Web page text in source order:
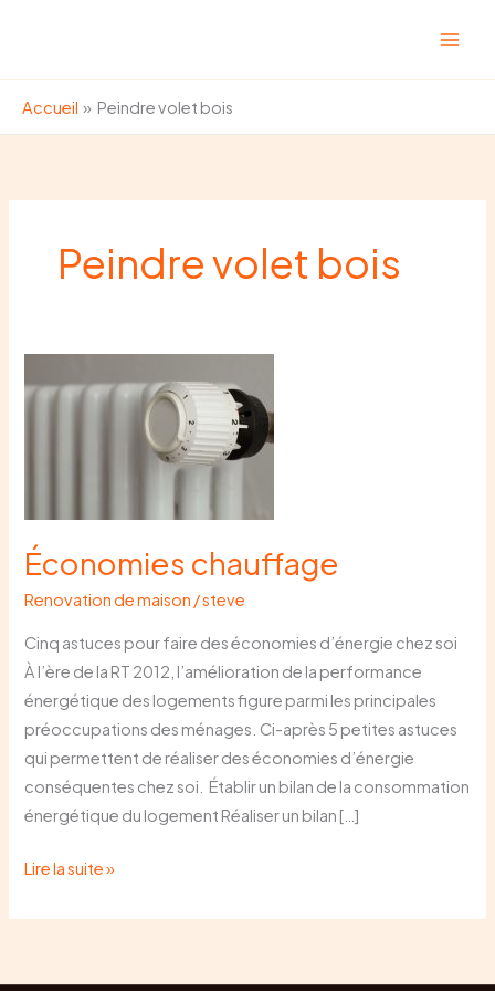
Accueil
Peindre volet bois
Peindre volet bois
Économies chauffage
Renovation de maison /steve
Cinq astuces pour faire des économies d’énergie chez soi
À l’ère de la RT 2012, l’amélioration de la performance
énergétique des logements figure parmi les principales
préoccupations des ménages. Ci-après 5 petites astuces
qui permettent de réaliser des économies d’énergie
conséquentes chez soi. Établir un bilan de la consommation
énergétique du logement Réaliser un bilan […]
chauffage
Lire la suite »